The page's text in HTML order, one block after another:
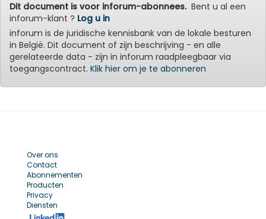
Dit document is voor inforum-abonnees.Bent u al een
inforum-klant ? Log u in
inforum is de juridische kennisbank van de lokale besturen
in België. Dit document of zijn beschrijving - en alle
gerelateerde data - zijn in inforum raadpleegbaar via
toegangscontract. Klik hier om je te abonneren
Over ons
Contact
Abonnementen
Producten
Privacy
Diensten